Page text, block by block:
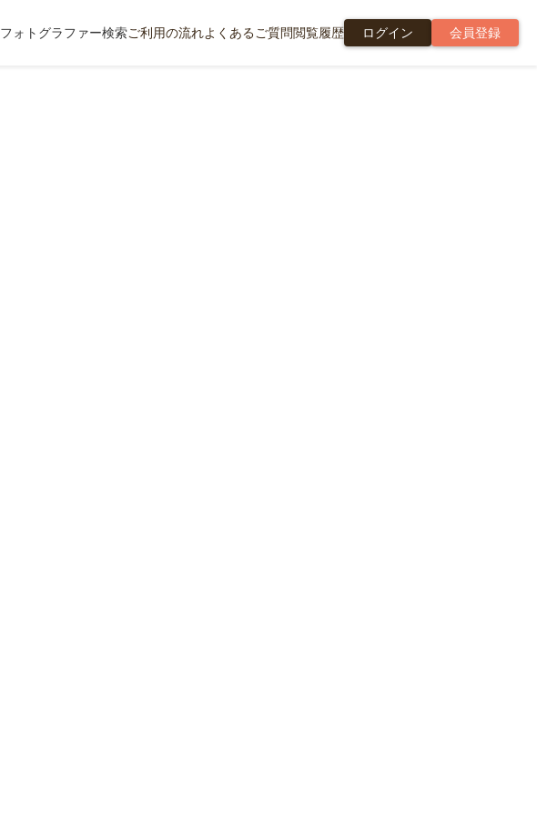
フォトグラファー検索ご利用の流れよくあるご質問閲覧履歴 ログイン 会員登録